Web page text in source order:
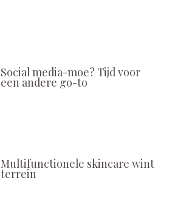
Social media-moe? Tijd voor
een andere go-to
Multifunctionele skincare wint
terrein